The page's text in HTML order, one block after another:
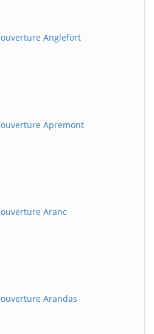
Anglefort
Apremont
Aranc
Arandas